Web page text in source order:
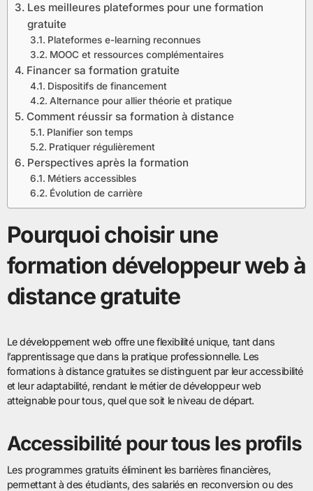
Les meilleures plateformes pour une formation
gratuite
Plateformes e-learning reconnues
MOOC et ressources complémentaires
Financer sa formation gratuite
Dispositifs de financement
Alternance pour allier théorie et pratique
Comment réussir sa formation à distance
Planifier son temps
Pratiquer régulièrement
Perspectives après la formation
Métiers accessibles
Évolution de carrière
Pourquoi choisir une
formation développeur web à
distance gratuite
Le développement web offre une flexibilité unique, tant dans
l’apprentissage que dans la pratique professionnelle. Les
formations à distance gratuites se distinguent par leur accessibilité
et leur adaptabilité, rendant le métier de développeur web
atteignable pour tous, quel que soit le niveau de départ.
Accessibilité pour tous les profils
Les programmes gratuits éliminent les barrières financières,
permettant à des étudiants, des salariés en reconversion ou des